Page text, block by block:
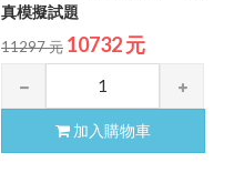
真模擬試題
11297 元 10732 元
加入購物車